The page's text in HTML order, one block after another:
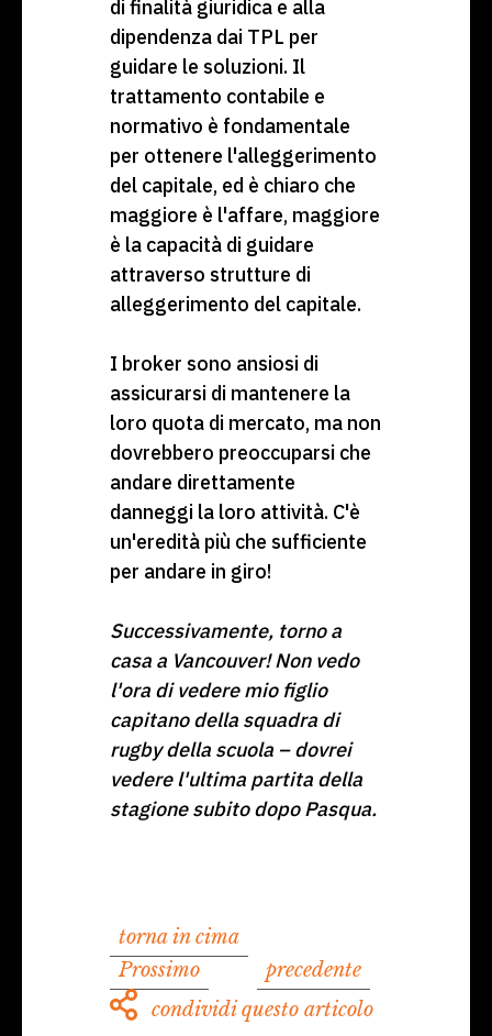
di finalità giuridica e alla
dipendenza dai TPL per
guidare le soluzioni. Il
trattamento contabile e
normativo è fondamentale
per ottenere l'alleggerimento
del capitale, ed è chiaro che
maggiore è l'affare, maggiore
è la capacità di guidare
attraverso strutture di
alleggerimento del capitale.
I broker sono ansiosi di
assicurarsi di mantenere la
loro quota di mercato, ma non
dovrebbero preoccuparsi che
andare direttamente
danneggi la loro attività. C'è
un'eredità più che sufficiente
per andare in giro!
Successivamente, torno a
casa a Vancouver! Non vedo
l'ora di vedere mio figlio
capitano della squadra di
rugby della scuola – dovrei
vedere l'ultima partita della
stagione subito dopo Pasqua.
torna in cima
Prossimo
precedente
condividi questo articolo